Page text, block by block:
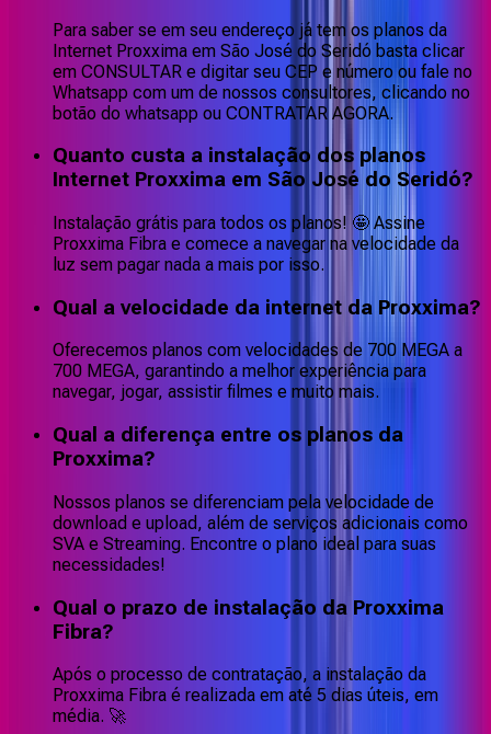
Para saber se em seu endereço já tem os planos da
Internet Proxxima em São José do Seridó basta clicar
em CONSULTAR e digitar seu CEP e número ou fale no
Whatsapp com um de nossos consultores, clicando no
botão do whatsapp ou CONTRATAR AGORA.
Quanto custa a instalação dos planos
Internet Proxxima em São José do Seridó?
Instalação grátis para todos os planos! 🤩 Assine
Proxxima Fibra e comece a navegar na velocidade da
luz sem pagar nada a mais por isso.
Qual a velocidade da internet da Proxxima?
Oferecemos planos com velocidades de 700 MEGA a
700 MEGA, garantindo a melhor experiência para
navegar, jogar, assistir filmes e muito mais.
Qual a diferença entre os planos da
Proxxima?
Nossos planos se diferenciam pela velocidade de
download e upload, além de serviços adicionais como
SVA e Streaming. Encontre o plano ideal para suas
necessidades!
Qual o prazo de instalação da Proxxima
Fibra?
Após o processo de contratação, a instalação da
Proxxima Fibra é realizada em até 5 dias úteis, em
média. 🚀